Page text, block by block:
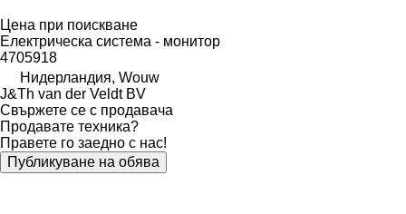
Цена при поискване
Електрическа система - монитор
4705918
Нидерландия, Wouw
J&Th van der Veldt BV
Свържете се с продавача
Продавате техника?
Правете го заедно с нас!
Публикуване на обява